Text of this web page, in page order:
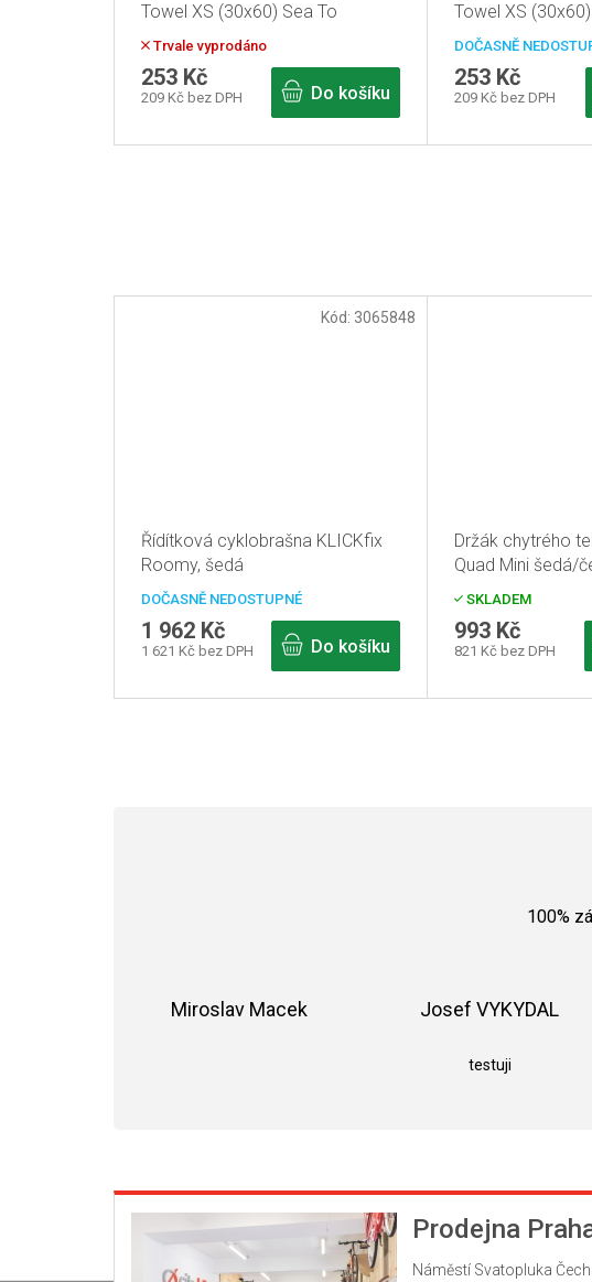
Řídítková cyklobrašna KLICKfix
Roomy, šedá
DOČASNĚ NEDOSTUPNÉ
1 621 Kč bez DPH
1 962 Kč
Do košíku
Kód: 3065848
Držák chytrého
Quad Mini šedá/
SKLADEM
821 Kč bez DPH
993 Kč
Towel XS (30x60) Sea To
Summit Tmavě modrá
Trvale vyprodáno
209 Kč bez DPH
253 Kč
Do košíku
Towel XS
Summit
DOČASNĚ
209 Kč bez DPH
253 Kč
100%
Miroslav Macek Josef VYKYDAL
testuji
Prodejna
Náměstí Svatopluka